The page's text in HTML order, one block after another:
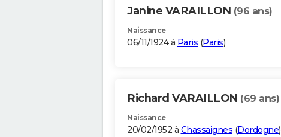
Janine VARAILLON (96 ans)
Naissance
06/11/1924 à Paris (Paris)
Richard VARAILLON (69 ans)
Naissance
20/02/1952 à Chassaignes (Dordogne)